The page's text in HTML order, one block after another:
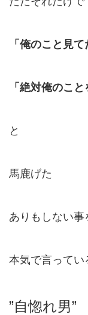
「俺のこと見て
「絶対俺のこ
と
馬鹿げた
ありもしない事
本気で言ってい
”自惚れ男”